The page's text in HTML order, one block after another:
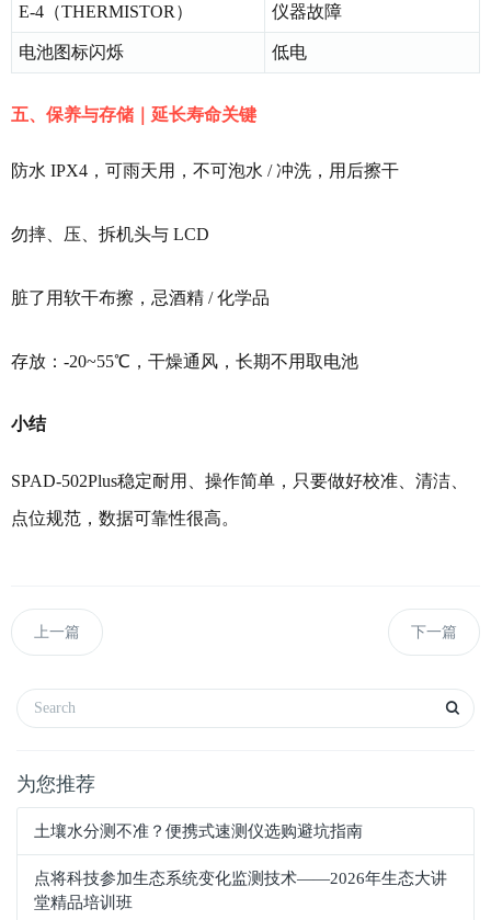
E‑4（THERMISTOR） 仪器故障
电池图标闪烁 低电
五、保养与存储｜延长寿命关键
防水 IPX4，可雨天用，不可泡水 / 冲洗，用后擦干
勿摔、压、拆机头与 LCD
脏了用软干布擦，忌酒精 / 化学品
存放：-20~55℃，干燥通风，长期不用取电池
小结
SPAD‑502Plus稳定耐用、操作简单，只要做好校准、清洁、
点位规范，数据可靠性很高。
上一篇 下一篇
为您推荐
土壤水分测不准？便携式速测仪选购避坑指南
点将科技参加生态系统变化监测技术——2026年生态大讲
堂精品培训班